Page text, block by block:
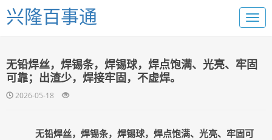
兴隆百事通
无铅焊丝，焊锡条，焊锡球，焊点饱满、光亮、牢固
可靠；出渣少，焊接牢固，不虚焊。
2026-05-18
无铅焊丝，焊锡条，焊锡球，焊点饱满、光亮、牢固可